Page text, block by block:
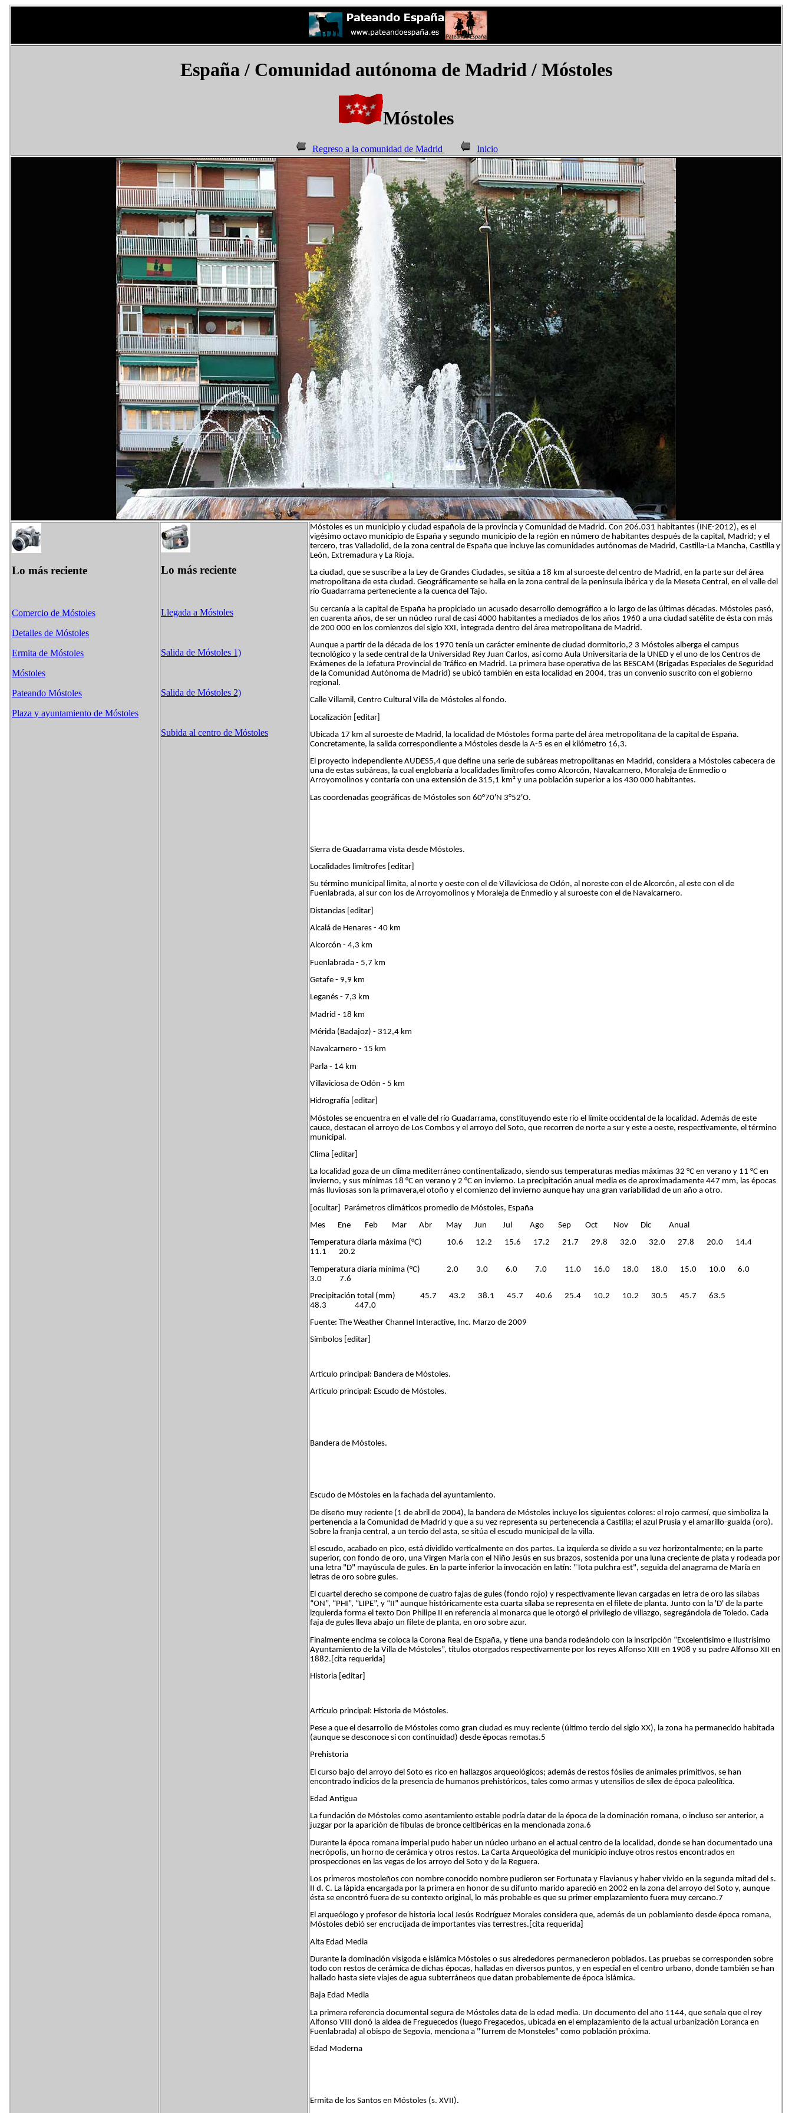
España/ Comunidad autónoma de Madrid / Móstoles
Móstoles
Regreso a la comunidad de Madrid Inicio
Lo más reciente
Comercio de Móstoles
Detalles de Móstoles
Ermita de Móstoles
Móstoles
Pateando Móstoles
Plaza y ayuntamiento de Móstoles
Lo más reciente
Llegada a Móstoles
Salida de Móstoles 1)
Salida de Móstoles 2)
Subida al centro de Móstoles
Móstoles es un municipio y ciudad española de la provincia y Comunidad de Madrid. Con 206.031 habitantes (INE-2012), es el
vigésimo octavo municipio de España y segundo municipio de la región en número de habitantes después de la capital, Madrid; y el
tercero, tras Valladolid, de la zona central de España que incluye las comunidades autónomas de Madrid, Castilla-La Mancha, Castilla y
León, Extremadura y La Rioja.
La ciudad, que se suscribe a la Ley de Grandes Ciudades, se sitúa a 18 km al suroeste del centro de Madrid, en la parte sur del área
metropolitana de esta ciudad. Geográficamente se halla en la zona central de la península ibérica y de la Meseta Central, en el valle del
río Guadarrama perteneciente a la cuenca del Tajo.
Su cercanía a la capital de España ha propiciado un acusado desarrollo demográfico a lo largo de las últimas décadas. Móstoles pasó,
en cuarenta años, de ser un núcleo rural de casi 4000 habitantes a mediados de los años 1960 a una ciudad satélite de ésta con más
de 200 000 en los comienzos del siglo XXI, integrada dentro del área metropolitana de Madrid.
Aunque a partir de la década de los 1970 tenía un carácter eminente de ciudad dormitorio,2 3 Móstoles alberga el campus
tecnológico y la sede central de la Universidad Rey Juan Carlos, así como Aula Universitaria de la UNED y el uno de los Centros de
Exámenes de la Jefatura Provincial de Tráfico en Madrid. La primera base operativa de las BESCAM (Brigadas Especiales de Seguridad
de la Comunidad Autónoma de Madrid) se ubicó también en esta localidad en 2004, tras un convenio suscrito con el gobierno
regional.
Calle Villamil, Centro Cultural Villa de Móstoles al fondo.
Localización [editar]
Ubicada 17 km al suroeste de Madrid, la localidad de Móstoles forma parte del área metropolitana de la capital de España.
Concretamente, la salida correspondiente a Móstoles desde la A-5 es en el kilómetro 16,3.
El proyecto independiente AUDES5,4 que define una serie de subáreas metropolitanas en Madrid, considera a Móstoles cabecera de
una de estas subáreas, la cual englobaría a localidades limítrofes como Alcorcón, Navalcarnero, Moraleja de Enmedio o
Arroyomolinos y contaría con una extensión de 315,1 km² y una población superior a los 430 000 habitantes.
Las coordenadas geográficas de Móstoles son 60°70′N 3°52′O.
Sierra de Guadarrama vista desde Móstoles.
Localidades limítrofes [editar]
Su término municipal limita, al norte y oeste con el de Villaviciosa de Odón, al noreste con el de Alcorcón, al este con el de
Fuenlabrada, al sur con los de Arroyomolinos y Moraleja de Enmedio y al suroeste con el de Navalcarnero.
Distancias [editar]
Alcalá de Henares - 40 km
Alcorcón - 4,3 km
Fuenlabrada - 5,7 km
Getafe - 9,9 km
Leganés - 7,3 km
Madrid - 18 km
Mérida (Badajoz) - 312,4 km
Navalcarnero - 15 km
Parla - 14 km
Villaviciosa de Odón - 5 km
Hidrografía [editar]
Móstoles se encuentra en el valle del río Guadarrama, constituyendo este río el límite occidental de la localidad. Además de este
cauce, destacan el arroyo de Los Combos y el arroyo del Soto, que recorren de norte a sur y este a oeste, respectivamente, el término
municipal.
Clima [editar]
La localidad goza de un clima mediterráneo continentalizado, siendo sus temperaturas medias máximas 32 °C en verano y 11 °C en
invierno, y sus mínimas 18 °C en verano y 2 °C en invierno. La precipitación anual media es de aproximadamente 447 mm, las épocas
más lluviosas son la primavera,el otoño y el comienzo del invierno aunque hay una gran variabilidad de un año a otro.
[ocultar] Parámetros climáticos promedio de Móstoles, España
Mes Ene Feb Mar Abr May Jun Jul Ago Sep Oct Nov Dic Anual
Temperatura diaria máxima (°C) 10.6 12.2 15.6 17.2 21.7 29.8 32.0 32.0 27.8 20.0 14.4
11.1 20.2
Temperatura diaria mínima (°C) 2.0 3.0 6.0 7.0 11.0 16.0 18.0 18.0 15.0 10.0 6.0
3.0 7.6
Precipitación total (mm) 45.7 43.2 38.1 45.7 40.6 25.4 10.2 10.2 30.5 45.7 63.5
48.3 447.0
Fuente: The Weather Channel Interactive, Inc. Marzo de 2009
Símbolos [editar]
Artículo principal: Bandera de Móstoles.
Artículo principal: Escudo de Móstoles.
Bandera de Móstoles.
Escudo de Móstoles en la fachada del ayuntamiento.
De diseño muy reciente (1 de abril de 2004), la bandera de Móstoles incluye los siguientes colores: el rojo carmesí, que simboliza la
pertenencia a la Comunidad de Madrid y que a su vez representa su pertenecencia a Castilla; el azul Prusia y el amarillo-gualda (oro).
Sobre la franja central, a un tercio del asta, se sitúa el escudo municipal de la villa.
El escudo, acabado en pico, está dividido verticalmente en dos partes. La izquierda se divide a su vez horizontalmente; en la parte
superior, con fondo de oro, una Virgen María con el Niño Jesús en sus brazos, sostenida por una luna creciente de plata y rodeada por
una letra "D" mayúscula de gules. En la parte inferior la invocación en latín: "Tota pulchra est", seguida del anagrama de María en
letras de oro sobre gules.
El cuartel derecho se compone de cuatro fajas de gules (fondo rojo) y respectivamente llevan cargadas en letra de oro las sílabas
“ON”, “PHI”, “LIPE”, y “II” aunque históricamente esta cuarta sílaba se representa en el filete de planta. Junto con la 'D' de la parte
izquierda forma el texto Don Philipe II en referencia al monarca que le otorgó el privilegio de villazgo, segregándola de Toledo. Cada
faja de gules lleva abajo un filete de planta, en oro sobre azur.
Finalmente encima se coloca la Corona Real de España, y tiene una banda rodeándolo con la inscripción “Excelentísimo e Ilustrísimo
Ayuntamiento de la Villa de Móstoles”, títulos otorgados respectivamente por los reyes Alfonso XIII en 1908 y su padre Alfonso XII en
1882.[cita requerida]
Historia [editar]
Artículo principal: Historia de Móstoles.
Pese a que el desarrollo de Móstoles como gran ciudad es muy reciente (último tercio del siglo XX), la zona ha permanecido habitada
(aunque se desconoce si con continuidad) desde épocas remotas.5
Prehistoria
El curso bajo del arroyo del Soto es rico en hallazgos arqueológicos; además de restos fósiles de animales primitivos, se han
encontrado indicios de la presencia de humanos prehistóricos, tales como armas y utensilios de sílex de época paleolítica.
Edad Antigua
La fundación de Móstoles como asentamiento estable podría datar de la época de la dominación romana, o incluso ser anterior, a
juzgar por la aparición de fíbulas de bronce celtibéricas en la mencionada zona.6
Durante la época romana imperial pudo haber un núcleo urbano en el actual centro de la localidad, donde se han documentado una
necrópolis, un horno de cerámica y otros restos. La Carta Arqueológica del municipio incluye otros restos encontrados en
prospecciones en las vegas de los arroyo del Soto y de la Reguera.
Los primeros mostoleños con nombre conocido nombre pudieron ser Fortunata y Flavianus y haber vivido en la segunda mitad del s.
II d. C. La lápida encargada por la primera en honor de su difunto marido apareció en 2002 en la zona del arroyo del Soto y, aunque
ésta se encontró fuera de su contexto original, lo más probable es que su primer emplazamiento fuera muy cercano.7
El arqueólogo y profesor de historia local Jesús Rodríguez Morales considera que, además de un poblamiento desde época romana,
Móstoles debió ser encrucijada de importantes vías terrestres.[cita requerida]
Alta Edad Media
Durante la dominación visigoda e islámica Móstoles o sus alrededores permanecieron poblados. Las pruebas se corresponden sobre
todo con restos de cerámica de dichas épocas, halladas en diversos puntos, y en especial en el centro urbano, donde también se han
hallado hasta siete viajes de agua subterráneos que datan probablemente de época islámica.
Baja Edad Media
La primera referencia documental segura de Móstoles data de la edad media. Un documento del año 1144, que señala que el rey
Alfonso VIII donó la aldea de Freguecedos (luego Fregacedos, ubicada en el emplazamiento de la actual urbanización Loranca en
Fuenlabrada) al obispo de Segovia, menciona a "Turrem de Monsteles" como población próxima.
Edad Moderna
Ermita de los Santos en Móstoles (s. XVII).